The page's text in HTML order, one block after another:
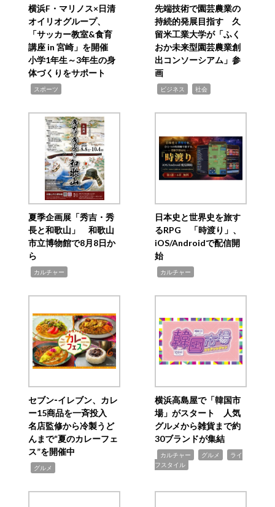
横浜F・マリノス×日清
オイリオグループ、
「サッカー教室&食育
講座 in 宮崎」を開催
小学1年生～3年生の身
体づくりをサポート
スポーツ
先端技術で園芸農業の
持続的発展目指す 久
留米工業大学が「ふく
おか未来型園芸農業創
出コンソーシアム」参
画
ビジネス 社会
夏季企画展「秀吉・秀
長と和歌山」 和歌山
市立博物館で8月8日か
ら
カルチャー
日本史と世界史を旅す
るRPG 「時渡り」、
iOS/Androidで配信開
始
カルチャー
セブン‐イレブン、カレ
ー15商品を一斉投入
名店監修から冷製うど
んまで“夏のカレーフェ
ス”を開催中
グルメ
横浜高島屋で「韓国市
場」がスタート 人気
グルメから雑貨まで約
30ブランドが集結
カルチャー グルメ
ライ
フスタイル